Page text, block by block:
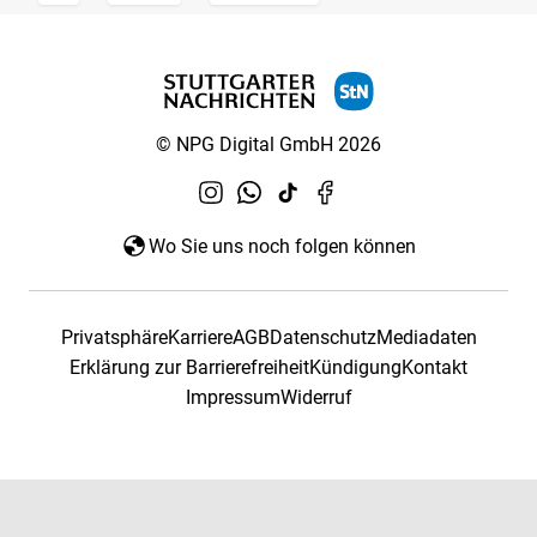
© NPG Digital GmbH 2026
Wo Sie uns noch folgen können
PrivatsphäreKarriereAGBDatenschutzMediadaten
Erklärung zur BarrierefreiheitKündigungKontakt
ImpressumWiderruf